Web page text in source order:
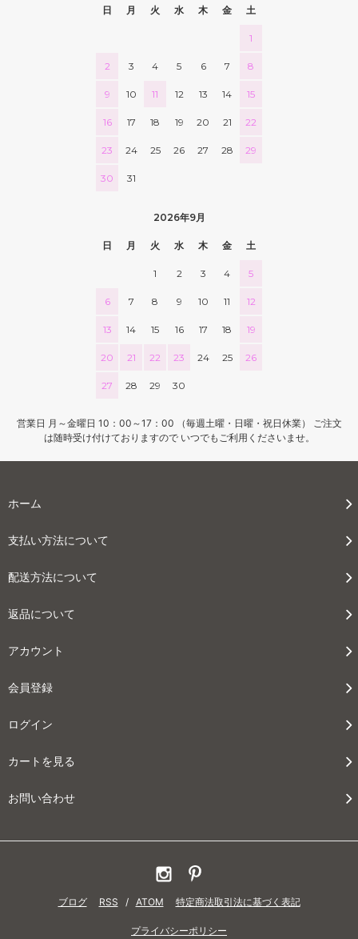
日 月 火 水 木 金 土
1
2 3 4 5 6 7 8
9 10 11 12 13 14 15
16 17 18 19 20 21 22
23 24 25 26 27 28 29
30 31
2026年9月
日 月 火 水 木 金 土
1 2 3 4 5
6 7 8 9 10 11 12
13 14 15 16 17 18 19
20 21 22 23 24 25 26
27 28 29 30
営業日 月～金曜日 10：00～17：00 （毎週土曜・日曜・祝日休業） ご注文
は随時受け付けておりますので いつでもご利用くださいませ。
ホーム
支払い方法について
配送方法について
返品について
アカウント
会員登録
ログイン
カートを見る
お問い合わせ
ブログ RSS / ATOM 特定商法取引法に基づく表記
プライバシーポリシー